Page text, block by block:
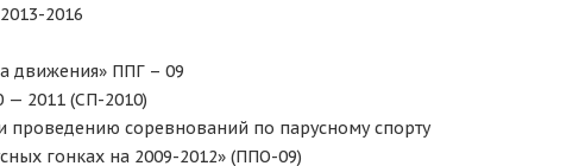
2016
движения» ППГ – 09
2011 (СП-2010)
проведению соревнований по парусному спорту
гонках на 2009-2012» (ППО-09)